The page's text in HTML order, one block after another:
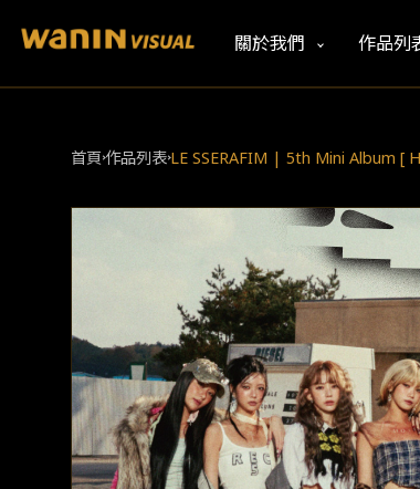
關於我們 作品列
首頁 作品列表LE SSERAFIM | 5th Mini Album [